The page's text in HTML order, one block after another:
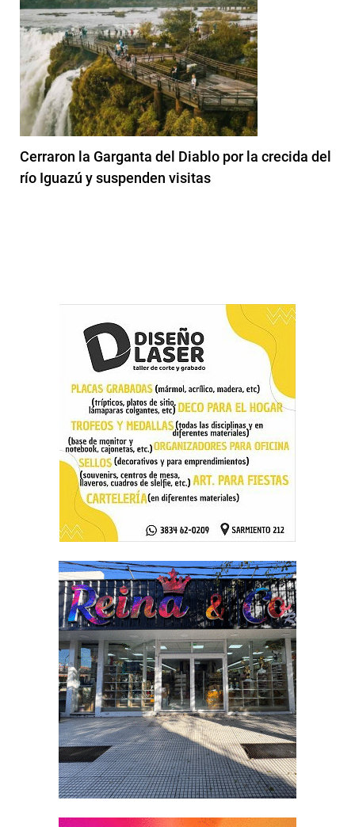
Cerraron la Garganta del Diablo por la crecida del
río Iguazú y suspenden visitas